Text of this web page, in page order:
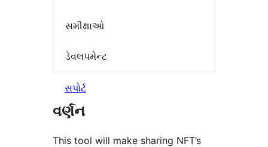
સમીક્ષાઓ
ડેવલપમેન્ટ
સપોર્ટ
વર્ણન
This tool will make sharing NFT’s